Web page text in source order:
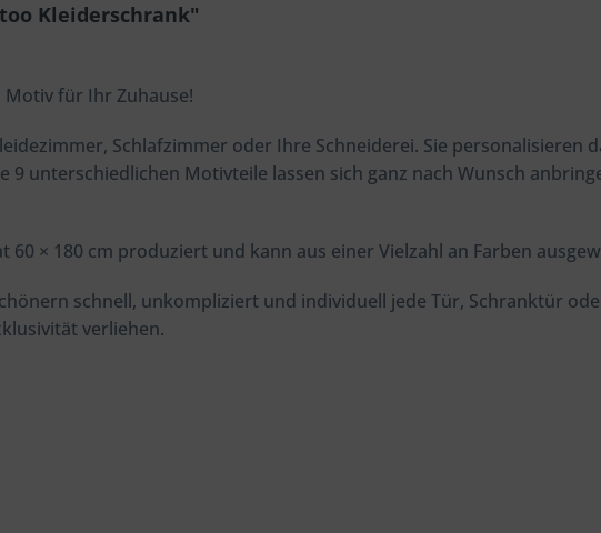
Kleiderschrank"
für Ihr Zuhause!
Schlafzimmer oder Ihre Schneiderei. Sie personalisieren
9 unterschiedlichen Motivteile lassen sich ganz nach Wunsch
× 180 cm produziert und kann aus einer Vielzahl an Farben
schnell, unkompliziert und individuell jede Tür, Schranktür
verliehen.